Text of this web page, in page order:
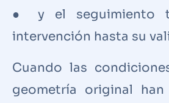
● y el seguimiento
intervención hasta su
Cuando las
geometría original han